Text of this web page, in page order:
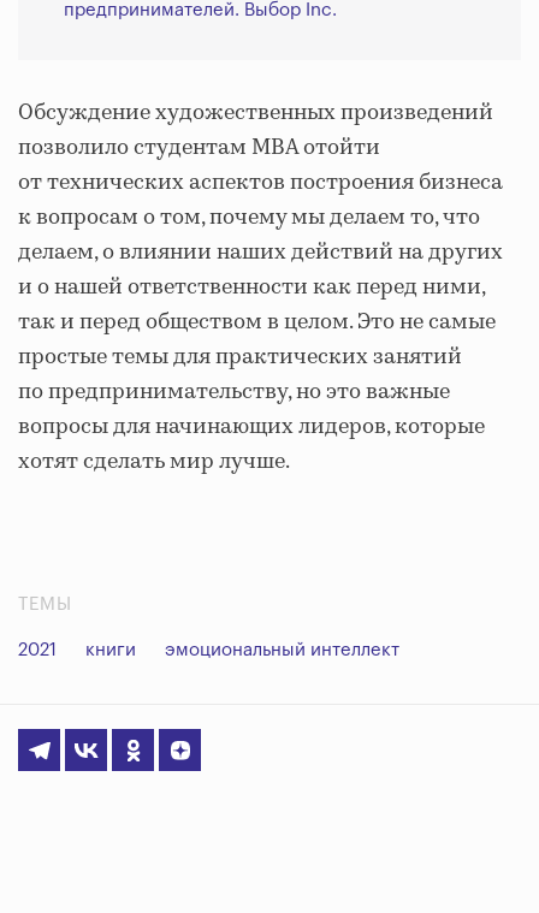
предпринимателей. Выбор Inc.
Обсуждение художественных произведений
позволило студентам MBA отойти
от технических аспектов построения бизнеса
к вопросам о том, почему мы делаем то, что
делаем, о влиянии наших действий на других
и о нашей ответственности как перед ними,
так и перед обществом в целом. Это не самые
простые темы для практических занятий
по предпринимательству, но это важные
вопросы для начинающих лидеров, которые
хотят сделать мир лучше.
ТЕМЫ
2021 книги эмоциональный интеллект